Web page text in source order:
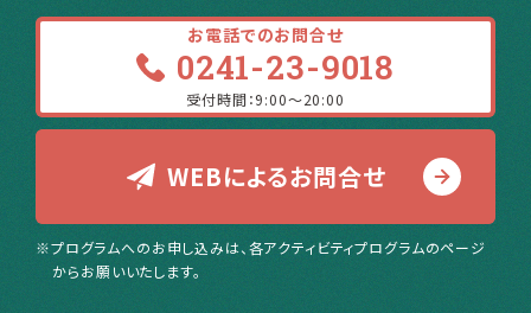
お電話でのお問合せ
0241-23-9018
受付時間：9:00〜20:00
WEBによるお問合せ
※プログラムへのお申し込みは、各アクティビティプログラムのページ
からお願いいたします。